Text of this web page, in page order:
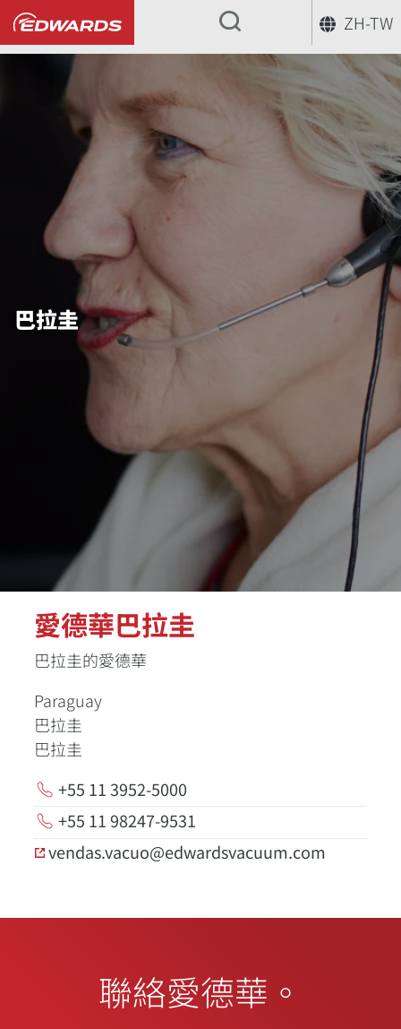
ZH-TW
...
巴拉圭
愛德華巴拉圭
巴拉圭的愛德華
Paraguay
巴拉圭
巴拉圭
+55 11 3952-5000
+55 11 98247-9531
vendas.vacuo@edwardsvacuum.com
聯絡愛德華。